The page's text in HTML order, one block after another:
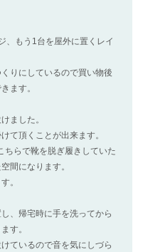
、もう1台を屋外に置くレイ
りにしているので買い物後
ます。
ました。
て頂くことが出来ます。
ちらで靴を脱ぎ履きしていた
間になります。
。
、帰宅時に手を洗ってから
す。
ているので音を気にしづら